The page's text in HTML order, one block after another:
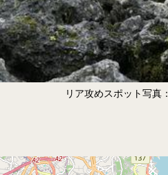
リア攻めスポット写真：